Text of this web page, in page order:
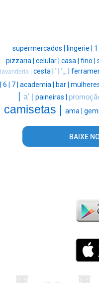
supermercados | lingerie | 1 |
pizzaria | celular | casa | fino |
lavanderia | cesta | ' | '_ |
6 | 7 | academia | bar | mulheres
| a' | paineiras |
camisetas | ama |
BAIXE